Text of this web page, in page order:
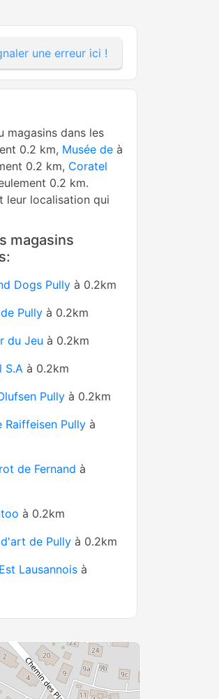
une erreur ici !
magasins dans les
0.2 km, Musée de à
0.2 km, Coratel
0.2 km.
leur localisation qui
magasins
Dogs Pully à 0.2km
Pully à 0.2km
du Jeu à 0.2km
S.A à 0.2km
Pully à 0.2km
Raiffeisen Pully à
de Fernand à
à 0.2km
de Pully à 0.2km
Lausannois à